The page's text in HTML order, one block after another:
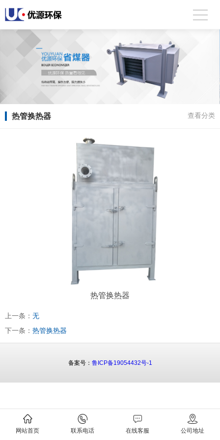
热管换热器 查看分类
热管换热器
上一条： 无
下一条： 热管换热器
网站首页 联系电话 在线客服 公司地址
备案号： 鲁ICP备19054432号-1